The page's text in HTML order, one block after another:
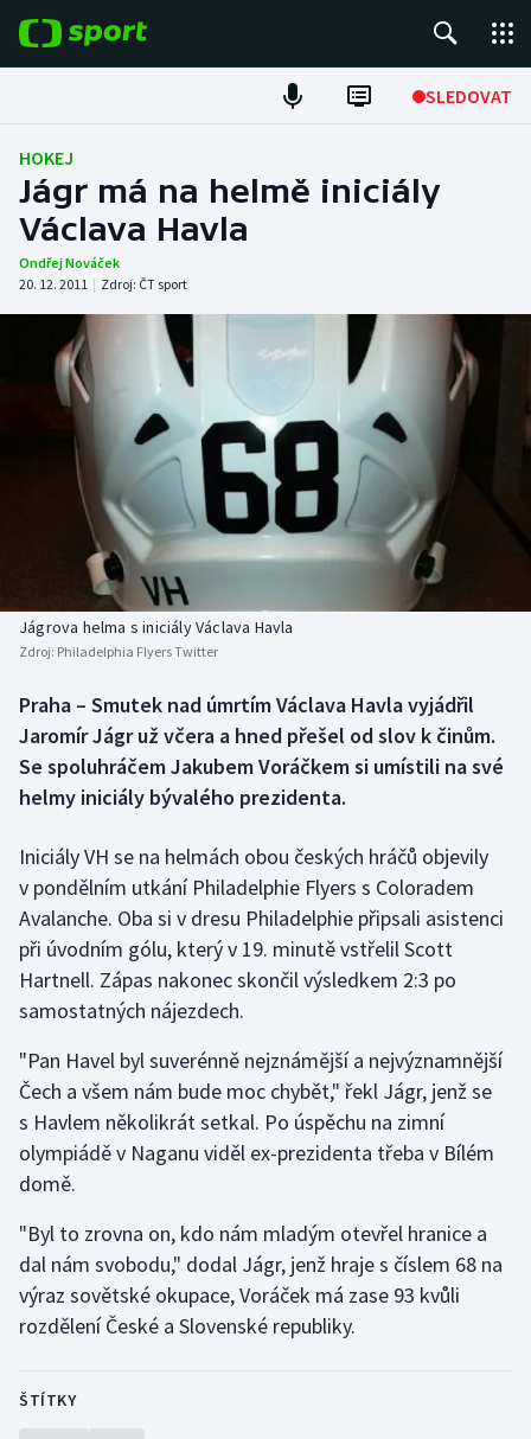
SLEDOVAT
Fotbal
Hokej
Tenis
Atletika
Cyklistika
DALŠÍ SPORTY
Americký fotbal
Baseball a softbal
Basketbal
Biatlon
Boby a skeleton
Box
Dostihy
Florbal
Futsal
Golf
Gymnastika
Házená
Jezdectví
Judo
Lezení
NEPŘEHLÉDNĚTE
Soutěže
Historické návraty
Aplikace ČT sport
AZ kvíz
HOKEJ
Jágr má na helmě iniciály
Václava Havla
Ondřej Nováček
20. 12. 2011 | Zdroj: ČT sport
Jágrova helma s iniciály Václava Havla
Zdroj: Philadelphia Flyers Twitter
Praha – Smutek nad úmrtím Václava Havla vyjádřil
Jaromír Jágr už včera a hned přešel od slov k činům.
Se spoluhráčem Jakubem Voráčkem si umístili na své
helmy iniciály bývalého prezidenta.
Iniciály VH se na helmách obou českých hráčů objevily
v pondělním utkání Philadelphie Flyers s Coloradem
Avalanche. Oba si v dresu Philadelphie připsali asistenci
při úvodním gólu, který v 19. minutě vstřelil Scott
Hartnell. Zápas nakonec skončil výsledkem 2:3 po
samostatných nájezdech.
"Pan Havel byl suverénně nejznámější a nejvýznamnější
Čech a všem nám bude moc chybět," řekl Jágr, jenž se
s Havlem několikrát setkal. Po úspěchu na zimní
olympiádě v Naganu viděl ex-prezidenta třeba v Bílém
domě.
"Byl to zrovna on, kdo nám mladým otevřel hranice a
dal nám svobodu," dodal Jágr, jenž hraje s číslem 68 na
výraz sovětské okupace, Voráček má zase 93 kvůli
rozdělení České a Slovenské republiky.
ŠTÍTKY